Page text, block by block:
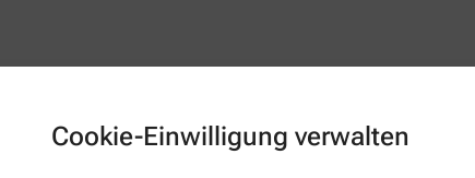
Cookie-Einwilligung verwalten